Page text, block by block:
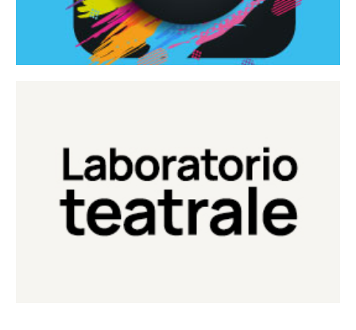
Laboratorio Teatrale
Laboratorio di teatro del Teatro Eduardo de Filippo
Continua